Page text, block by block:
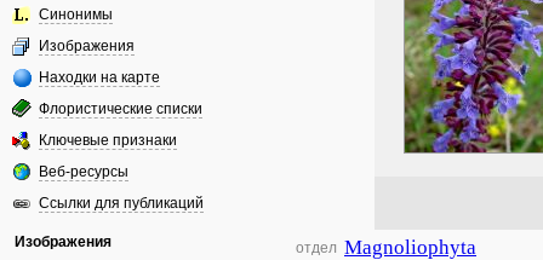
Синонимы
Изображения
Находки на карте
Флористические списки
Ключевые признаки
Веб-ресурсы
Ссылки для публикаций
Изображения отдел Magnoliophyta